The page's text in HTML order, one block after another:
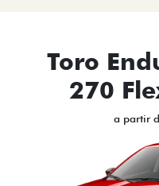
Toro
270
a partir